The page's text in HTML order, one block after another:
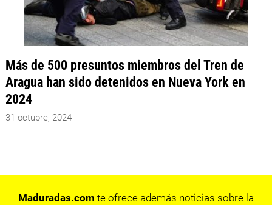
Más de 500 presuntos miembros del Tren de
Aragua han sido detenidos en Nueva York en
2024
31 octubre, 2024
Maduradas.com te ofrece además noticias sobre la